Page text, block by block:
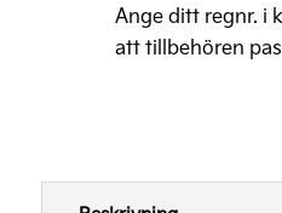
Ange ditt regnr. i
att tillbehören